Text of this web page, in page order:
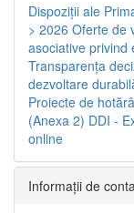
Dispoziţii ale
> 2026 Oferte de
asociative privind
Transparenţa
dezvoltare
Proiecte de
(Anexa 2) DDI -
online
Informaţii de